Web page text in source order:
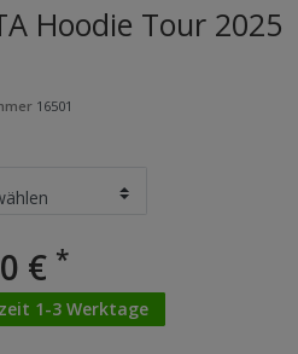
Hoodie Tour 2025
16501
€ *
1-3 Werktage